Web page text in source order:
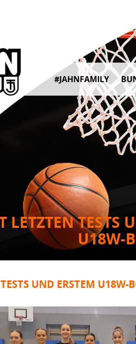
#JAHNFAMILY
LETZTEN TESTS
U18W-
UND ERSTEM U18W-